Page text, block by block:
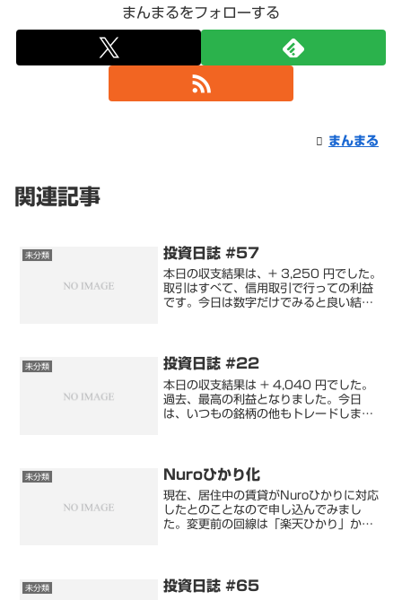
まんまるをフォローする
まんまる
関連記事
未分類 投資日誌 #57
本日の収支結果は、+ 3,250 円でした。
取引はすべて、信用取引で行っての利益
です。今日は数字だけでみると良い結果
せます。また、今...
未分類 投資日誌 #22
本日の収支結果は + 4,040 円でした。
過去、最高の利益となりました。今日
は、いつもの銘柄の他もトレードしまし
上がり)のものをピ...
未分類 Nuroひかり化
現在、居住中の賃貸がNuroひかりに対応
したとのことなので申し込んでみまし
た。変更前の回線は「楽天ひかり」から
から電話があり、「立...
未分類 投資日誌 #65